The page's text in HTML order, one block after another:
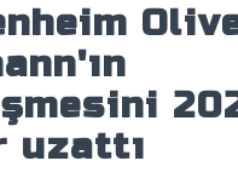
uzattı